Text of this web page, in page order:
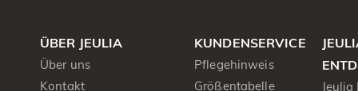
ÜBER JEULIA
Über uns
Kontakt
KUNDENSERVICE
Pflegehinweis
Größentabelle
Jeulia